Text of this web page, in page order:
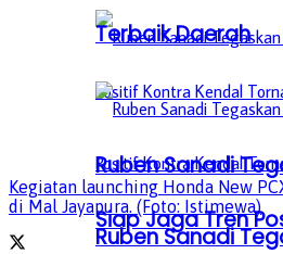
Ruben Sanadi
Siap Jaga Tren
Terbaik Daerah
Ruben Sanadi
Kegiatan launching Honda New
di Mal Jayapura. (Foto: Istimewa)